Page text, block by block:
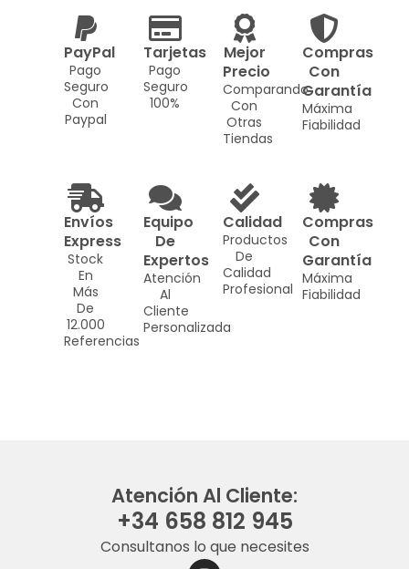
PayPal
Pago
Seguro
Con
Paypal
Tarjetas
Pago
Seguro
100%
Mejor
Precio
Comparando
Con
Otras
Tiendas
Compras
Con
Garantía
Máxima
Fiabilidad
Envíos
Express
Stock
En
Más
De
12.000
Referencias
Equipo
De
Expertos
Atención
Al
Cliente
Personalizada
Calidad
Productos
De
Calidad
Profesional
Compras
Con
Garantía
Máxima
Fiabilidad
Atención Al Cliente:
+34 658 812 945
Consultanos lo que necesites